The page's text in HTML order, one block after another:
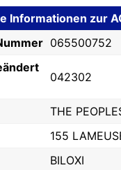
Informationen zur
065500752
042302
THE
155
BILOXI